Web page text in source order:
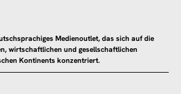
Medienoutlet, das sich auf die
wirtschaftlichen und gesellschaftlichen
Kontinents konzentriert.